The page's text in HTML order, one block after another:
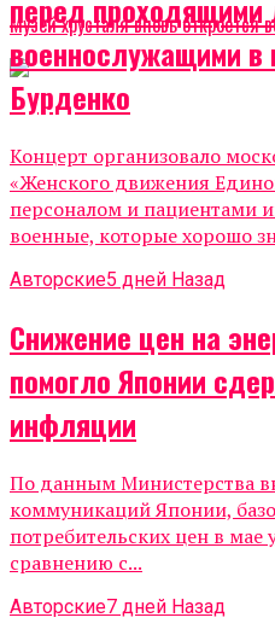
Музей хрусталя вновь откроется
перед проходящими
военнослужащими в
Бурденко
Концерт организовало
«Женского движения
персоналом и пациентами
военные, которые хорошо
Авторские5 дней Назад
Снижение цен на
помогло Японии
инфляции
По данным Министерства
коммуникаций Японии,
потребительских цен в мае
сравнению с...
Авторские7 дней Назад